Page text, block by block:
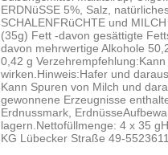
ERDNüSSE 5%, Salz,
SCHALENFRüCHTE und
(35g) Fett -davon gesättigte
davon mehrwertige Alkohole
0,42 g
wirken.Hinweis:Hafer und
Kann Spuren von Milch und
gewonnene Erzeugnisse
Erdnussmark,
lagern.Nettofüllmenge: 4 x 35
KG Lübecker Straße 49-